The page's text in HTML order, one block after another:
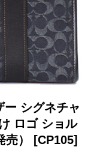
ー シグネチャ
ロゴ ショル
売） [CP105]